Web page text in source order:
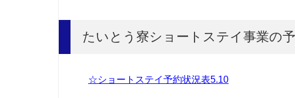
たいとう寮ショートステイ事業の
☆ショートステイ予約状況表5.10